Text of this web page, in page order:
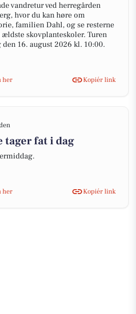
vandretur ved herregården
hvor du kan høre om
familien Dahl, og se resterne
skovplanteskoler. Turen
16. august 2026 kl. 10:00.
her
Kopiér link
tager fat i dag
her
Kopiér link